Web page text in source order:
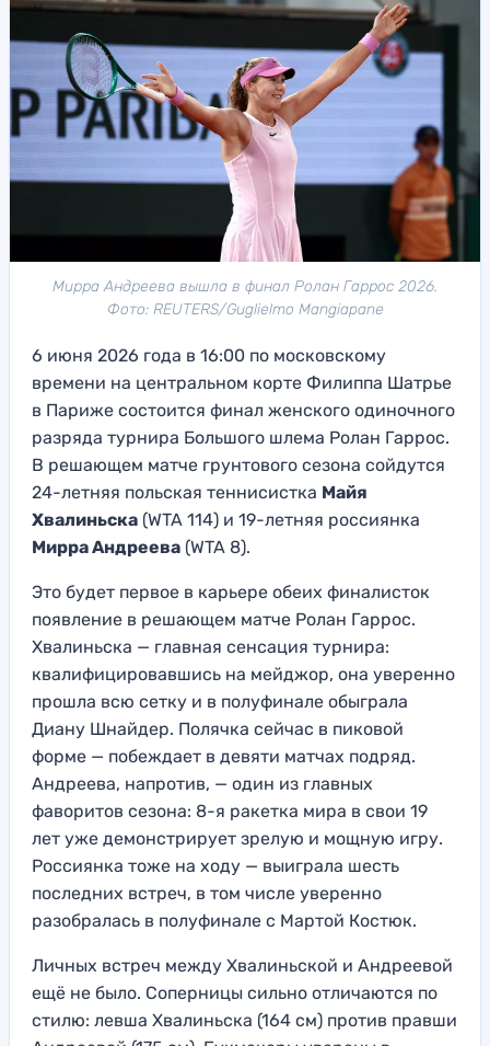
Мирра Андреева вышла в финал Ролан Гаррос 2026.
Фото: REUTERS/Guglielmo Mangiapane
6 июня 2026 года в 16:00 по московскому
времени на центральном корте Филиппа Шатрье
в Париже состоится финал женского одиночного
разряда турнира Большого шлема Ролан Гаррос.
В решающем матче грунтового сезона сойдутся
24-летняя польская теннисистка Майя
Хвалиньска (WTA 114) и 19-летняя россиянка
Мирра Андреева (WTA 8).
Это будет первое в карьере обеих финалисток
появление в решающем матче Ролан Гаррос.
Хвалиньска — главная сенсация турнира:
квалифицировавшись на мейджор, она уверенно
прошла всю сетку и в полуфинале обыграла
Диану Шнайдер. Полячка сейчас в пиковой
форме — побеждает в девяти матчах подряд.
Андреева, напротив, — один из главных
фаворитов сезона: 8-я ракетка мира в свои 19
лет уже демонстрирует зрелую и мощную игру.
Россиянка тоже на ходу — выиграла шесть
последних встреч, в том числе уверенно
разобралась в полуфинале с Мартой Костюк.
Личных встреч между Хвалиньской и Андреевой
ещё не было. Соперницы сильно отличаются по
стилю: левша Хвалиньска (164 см) против правши